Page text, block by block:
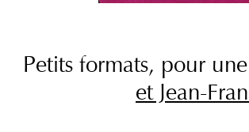
Petits formats, pour
et Jean-